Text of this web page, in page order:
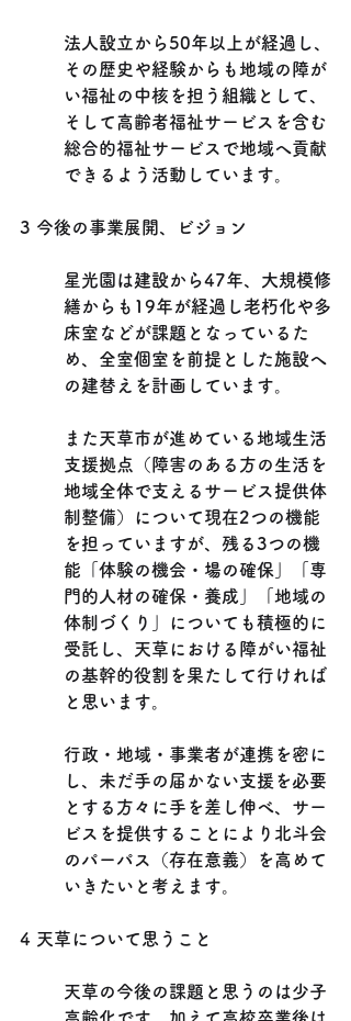
法人設立から50年以上が経過し、
その歴史や経験からも地域の障が
い福祉の中核を担う組織として、
そして高齢者福祉サービスを含む
総合的福祉サービスで地域へ貢献
できるよう活動しています。
3 今後の事業展開、ビジョン
星光園は建設から47年、大規模修
繕からも19年が経過し老朽化や多
床室などが課題となっているた
め、全室個室を前提とした施設へ
の建替えを計画しています。
また天草市が進めている地域生活
支援拠点（障害のある方の生活を
地域全体で支えるサービス提供体
制整備）について現在2つの機能
を担っていますが、残る3つの機
能「体験の機会・場の確保」「専
門的人材の確保・養成」「地域の
体制づくり」についても積極的に
受託し、天草における障がい福祉
の基幹的役割を果たして行ければ
と思います。
行政・地域・事業者が連携を密に
し、未だ手の届かない支援を必要
とする方々に手を差し伸べ、サー
ビスを提供することにより北斗会
のパーパス（存在意義）を高めて
いきたいと考えます。
4 天草について思うこと
天草の今後の課題と思うのは少子
高齢化です。加えて高校卒業後は